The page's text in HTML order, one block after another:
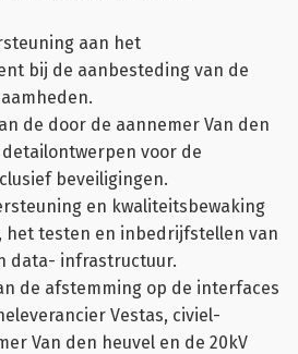
aan het
bij de aanbesteding van de
de door de aannemer Van den
detailontwerpen voor de
beveiligingen.
en kwaliteitsbewaking
het testen en inbedrijfstellen van
data- infrastructuur.
de afstemming op de interfaces
Vestas, civiel-
Van den heuvel en de 20kV